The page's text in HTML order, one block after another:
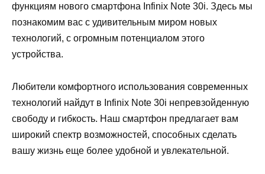
функциям нового смартфона Infinix Note 30i. Здесь мы
познакомим вас с удивительным миром новых
технологий, с огромным потенциалом этого
устройства.
Любители комфортного использования современных
технологий найдут в Infinix Note 30i непревзойденную
свободу и гибкость. Наш смартфон предлагает вам
широкий спектр возможностей, способных сделать
вашу жизнь еще более удобной и увлекательной.